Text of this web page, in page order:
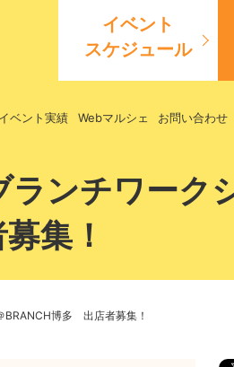
イベント
スケジュール
イベント実績 Webマルシェ お問い合わせ
ンチワーク
集！
BRANCH博多 出店者募集！